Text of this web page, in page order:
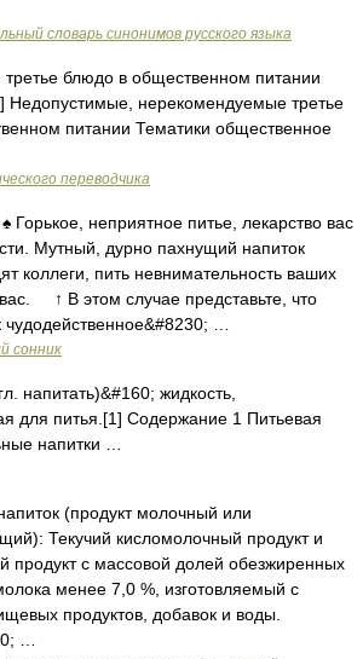
словарь синонимов русского языка
блюдо в общественном питании
Недопустимые, нерекомендуемые третье
питании Тематики общественное
переводчика
неприятное питье, лекарство вас
Мутный, дурно пахнущий напиток
коллеги, пить невнимательность ваших
↑ В этом случае представьте, что
чудодейственное&#8230; …
сонник
напитать)&#160; жидкость,
для питья.[1] Содержание 1 Питьевая
напитки …
(продукт молочный или
Текучий кисломолочный продукт и
продукт с массовой долей обезжиренных
менее 7,0 %, изготовляемый с
продуктов, добавок и воды.
…